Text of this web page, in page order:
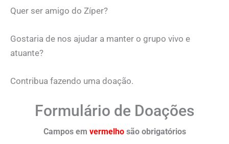
Quer ser amigo do Zíper?
Gostaria de nos ajudar a manter o grupo vivo e
atuante?
Contribua fazendo uma doação.
Formulário de Doações
Campos em vermelhosão obrigatórios